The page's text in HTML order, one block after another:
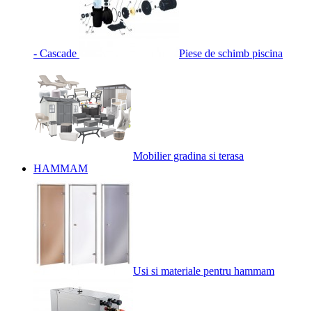
- Cascade Piese de schimb piscina
Mobilier gradina si terasa
HAMMAM
Usi si materiale pentru hammam